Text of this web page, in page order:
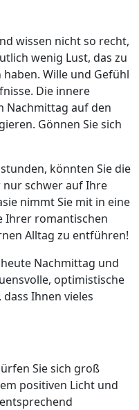
wissen nicht so recht,
wenig Lust, das zu
Wille und Gefühl
Die innere
Nachmittag auf den
Gönnen Sie sich
könnten Sie die
nur schwer auf Ihre
nimmt Sie mit in eine
Ihrer romantischen
Alltag zu entführen!
Nachmittag und
optimistische
Ihnen vieles
Sie sich groß
positiven Licht und